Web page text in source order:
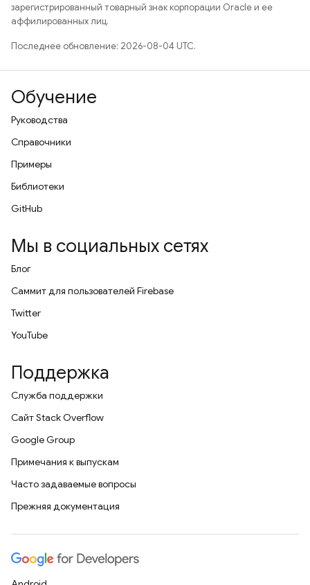
зарегистрированный товарный знак корпорации Oracle и ее
аффилированных лиц.
Последнее обновление: 2026-08-04 UTC.
Обучение
Руководства
Справочники
Примеры
Библиотеки
GitHub
Мы в социальных сетях
Блог
Саммит для пользователей Firebase
Twitter
YouTube
Поддержка
Служба поддержки
Сайт Stack Overflow
Google Group
Примечания к выпускам
Часто задаваемые вопросы
Прежняя документация